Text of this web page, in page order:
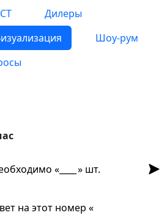
Дилеры
Шоу-рум
Мне необходимо « » шт.
на этот номер «